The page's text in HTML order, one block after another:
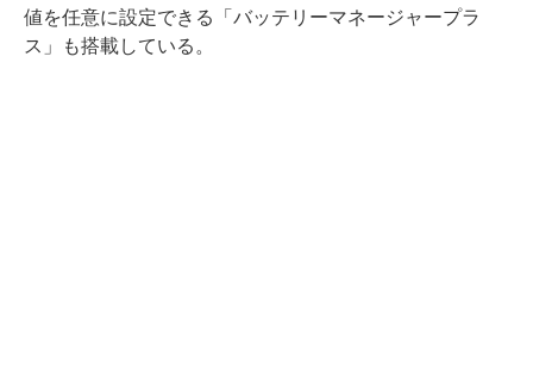
値を任意に設定できる「バッテリーマネージャープラ
ス」も搭載している。